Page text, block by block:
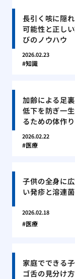
長引く咳に隠
可能性と正し
びのノウハウ
2026.02.23
知識
加齢による足
低下を防ぎ一
るための体作り
2026.02.22
医療
子供の全身に
い発疹と溶連
2026.02.18
医療
家庭でできる
ゴ舌の見分け